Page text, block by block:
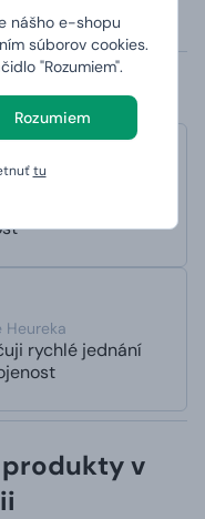
nášho e-shopu
súborov cookies.
"Rozumiem".
Rozumiem
tu
je z oboch strán.
rychlé jednání
v